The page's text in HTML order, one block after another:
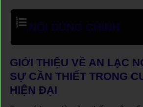
NỘI DUNG CHÍNH
GIỚI THIỆU VỀ AN LẠC
SỰ CẦN THIẾT TRONG
HIỆN ĐẠI